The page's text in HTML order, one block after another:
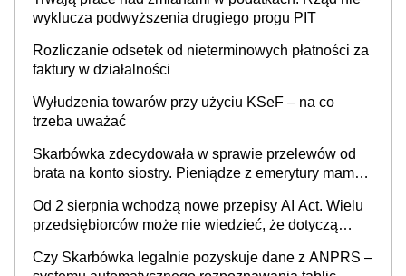
wyklucza podwyższenia drugiego progu PIT
Rozliczanie odsetek od nieterminowych płatności za
faktury w działalności
Wyłudzenia towarów przy użyciu KSeF – na co
trzeba uważać
Skarbówka zdecydowała w sprawie przelewów od
brata na konto siostry. Pieniądze z emerytury mamy
będzie
Od 2 sierpnia wchodzą nowe przepisy AI Act. Wielu
przedsiębiorców może nie wiedzieć, że dotyczą
Czy Skarbówka legalnie pozyskuje dane z ANPRS –